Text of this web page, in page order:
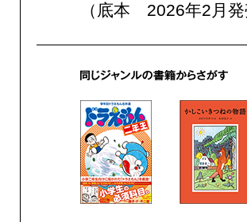
（底本 2026年2月発